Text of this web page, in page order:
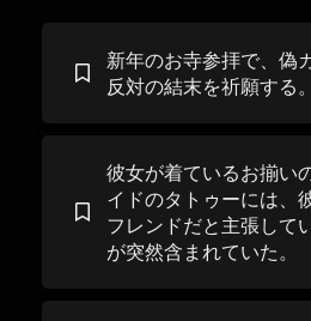
新年のお寺参拝で、偽
反対の結末を祈願する。
彼女が着ているお揃い
イドのタトゥーには、
フレンドだと主張して
が突然含まれていた。